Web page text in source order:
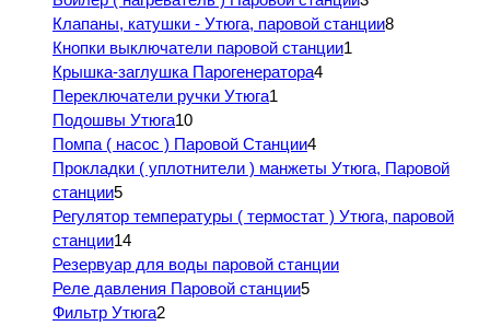
Клапаны, катушки - Утюга, паровой станции8
Кнопки выключатели паровой станции1
Крышка-заглушка Парогенератора4
Переключатели ручки Утюга1
Подошвы Утюга10
Помпа ( насос ) Паровой Станции4
Прокладки ( уплотнители ) манжеты Утюга, Паровой
станции5
Регулятор температуры ( термостат ) Утюга, паровой
станции14
Резервуар для воды паровой станции
Реле давления Паровой станции5
Фильтр Утюга2